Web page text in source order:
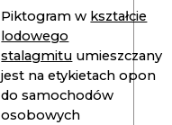
Piktogram w kształcie
lodowego
stalagmitu umieszczany
jest na etykietach opon
do samochodów
osobowych